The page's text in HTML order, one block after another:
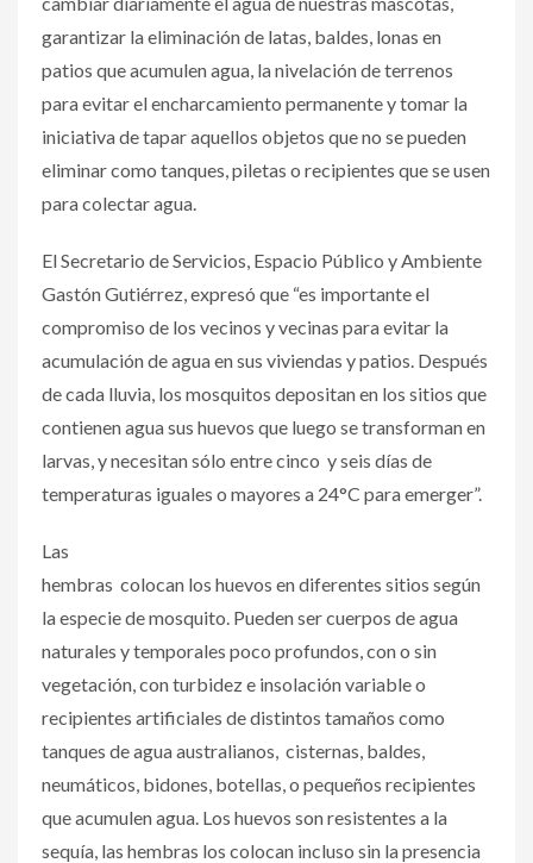
garantizar la eliminación de latas, baldes, lonas en
patios que acumulen agua, la nivelación de terrenos
para evitar el encharcamiento permanente y tomar la
iniciativa de tapar aquellos objetos que no se pueden
eliminar como tanques, piletas o recipientes que se usen
para colectar agua.
El Secretario de Servicios, Espacio Público y Ambiente
Gastón Gutiérrez, expresó que “es importante el
compromiso de los vecinos y vecinas para evitar la
acumulación de agua en sus viviendas y patios. Después
de cada lluvia, los mosquitos depositan en los sitios que
contienen agua sus huevos que luego se transforman en
larvas, y necesitan sólo entre cinco y seis días de
temperaturas iguales o mayores a 24°C para emerger”.
Las
hembras colocan los huevos en diferentes sitios según
la especie de mosquito. Pueden ser cuerpos de agua
naturales y temporales poco profundos, con o sin
vegetación, con turbidez e insolación variable o
recipientes artificiales de distintos tamaños como
tanques de agua australianos, cisternas, baldes,
neumáticos, bidones, botellas, o pequeños recipientes
que acumulen agua. Los huevos son resistentes a la
sequía, las hembras los colocan incluso sin la presencia